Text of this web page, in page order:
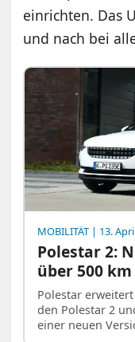
einrichten. Das
und nach bei
MOBILITÄT | 13.
Polestar 2:
über 500
Polestar
den Polestar 2
einer neuen